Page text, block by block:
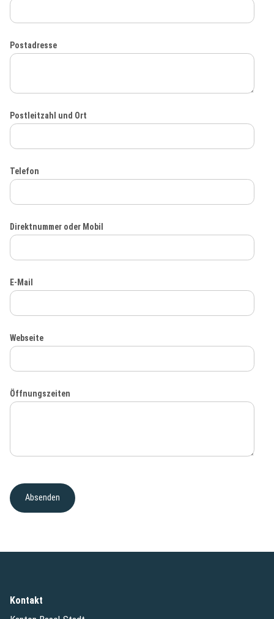
Postadresse
Postleitzahl und Ort
Telefon
Direktnummer oder Mobil
E-Mail
Webseite
Öffnungszeiten
Kontakt